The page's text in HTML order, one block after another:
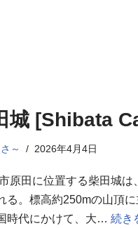
城 [Shibata
～ 2026年4月4日
原田に位置する柴田城
る。標高約250mの山頂
時代にかけて、大… 続き